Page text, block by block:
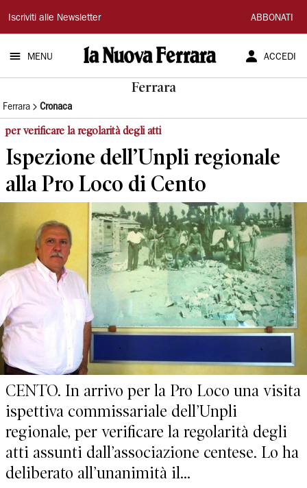
La
Nuova
Ferrara
Iscriviti alle Newsletter ABBONATI
MENU ACCEDI
Ferrara
Ferrara Cronaca
per verificare la regolarità degli atti
Ispezione dell’Unpli regionale
alla Pro Loco di Cento
CENTO. In arrivo per la Pro Loco una visita
ispettiva commissariale dell’Unpli
regionale, per verificare la regolarità degli
atti assunti dall’associazione centese. Lo ha
deliberato all’unanimità il...